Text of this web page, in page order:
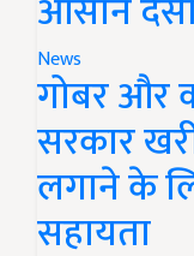
News
गोबर और
सरकार
लगाने के
सहायता